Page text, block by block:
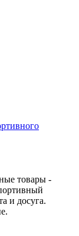
товары -
и досуга.